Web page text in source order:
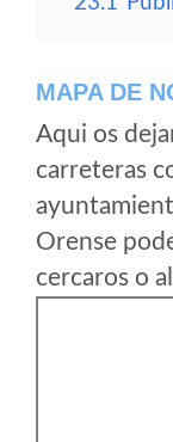
MAPA DE
Aqui os
carreteras
Orense
cercaros o